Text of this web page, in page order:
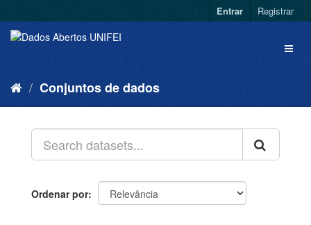
Entrar Registrar
Conjuntos de dados
Ordenar por